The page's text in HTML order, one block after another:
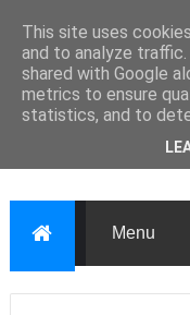
This site uses
and to analyze traffic.
shared with Google
metrics to ensure
statistics, and to